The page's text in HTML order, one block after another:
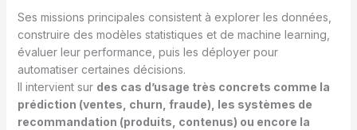
Ses missions principales consistent à explorer les données,
construire des modèles statistiques et de machine learning,
évaluer leur performance, puis les déployer pour
automatiser certaines décisions.
Il intervient sur des cas d’usage très concrets comme la
prédiction (ventes, churn, fraude), les systèmes de
recommandation (produits, contenus) ou encore la